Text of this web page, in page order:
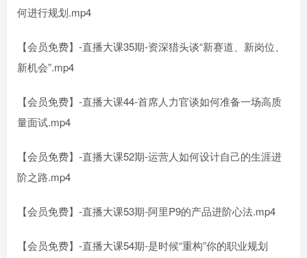
何进行规划.mp4
【会员免费】-直播大课35期-资深猎头谈“新赛道、新岗位、
新机会”.mp4
【会员免费】-直播大课44-首席人力官谈如何准备一场高质
量面试.mp4
【会员免费】-直播大课52期-运营人如何设计自己的生涯进
阶之路.mp4
【会员免费】-直播大课53期-阿里P9的产品进阶心法.mp4
【会员免费】-直播大课54期-是时候“重构”你的职业规划